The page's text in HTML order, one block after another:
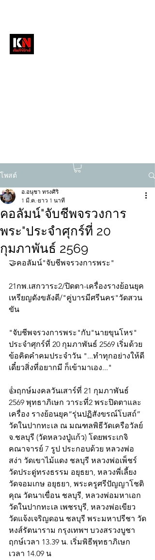
โพสต์
คอลัมน์"จับชีพจรวงการ
พระ"ประจำศุกร์ที่ 20
กุมภาพันธ์ 2569
อ.อนุชา ทรงศิริ
1 มี.ค. ยาว 1 นาที
🤝คอลัมน์"จับชีพจรวงการพระ"
21กพ.เสกวาระ2/ปิดตา-เครื่องรางย้อนยุค
เหรียญดังขลังดี/"คู่บารมีศรีนคร"วัดสวน
ขัน
"จับชีพจรวงการพระ"กับ"นายขุนโหร"
ประจำศุกร์ที่ 20 กุมภาพันธ์ 2569 เริ่มด้วย
ข้อคิดคำคมประจำวัน "...ทำทุกอย่างให้ดี
เดี๋ยวสิ่งที่อยากมี ก็เข้ามาเอง..."
👍ฤกษ์มงคลวันเสาร์ที่ 21 กุมภาพันธ์
2569 พุทธาภิเษก วาระที่2 พระปิดตาและ
เครื่อง รางย้อนยุค“รุ่นปฏิสังขรณ์โบสถ์”
วัดในปากทะเล ณ มณฑลพิธีวัดเครือวัลย์
จ.ชลบุรี (วัดหลวงปู่แก้ว) โดยพระเกจิ
คณาจารย์ 7 รูป ประกอบด้วย หลวงพ่อ
สง่า วัดเขาไม้แดง ชลบุรี หลวงพ่อเพ็ชร์
วัดประดู่ทรงธรรม อยุธยา, หลวงพี่เลี้ยง
วัดจอมเกษ อยุธยา, พระครูศรีปัญญาโชติ
คุณ วัดนาเขื่อน ชลบุรี, หลวงพ่อมหาเอก
วัดในปากทะเล เพชรบุรี, หลวงพ่อเขียว
วัดแจ้งเจริญดอน ชลบุรี พระมหาปรีชา วัด
หงส์รัตนาราม กรุงเทพฯ บวงสรวงบูชา
ฤกษ์เวลา 13.39 น. เริ่มพิธีพุทธาภิเษก
เวลา 14.09 น